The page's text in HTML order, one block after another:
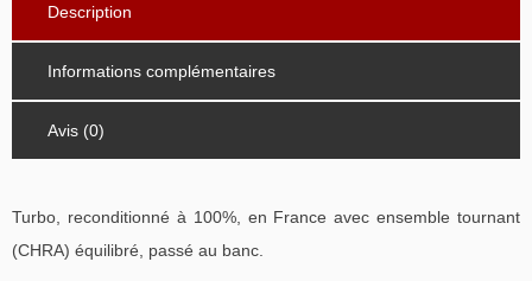
Description
Informations complémentaires
Avis (0)
Turbo, reconditionné à 100%, en France avec ensemble tournant
(CHRA) équilibré, passé au banc.